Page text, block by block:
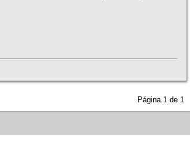
Página 1 de 1